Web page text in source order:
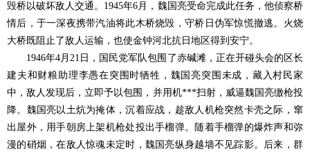
毁桥以破坏敌人交通。1945年6月，魏国亮受命完成此任务，他侦察桥
情后，于一深夜携带汽油将此木桥烧毁，守桥日伪军惊慌撤逃。火烧
大桥既阻止了敌人运输，也使金钟河北抗日地区得到安宁。
1946年4月21日，国民党军队包围了赤碱滩，正在开碰头会的区长
建夫和财粮助理李愚在突围时牺牲，魏国亮突围未成，藏入村民家
中，敌人发现后，立即予以包围，并用机***扫射，威逼魏国亮缴枪投
降。魏国亮以土炕为掩体，沉着应战，趁敌人机枪突然卡壳之际，窜
出屋外，用手朝房上架机枪处投出手榴弹。随着手榴弹的爆炸声和弥
漫的硝烟，在敌人惊魂未定时，魏国亮纵身越墙不见踪影。后来，群